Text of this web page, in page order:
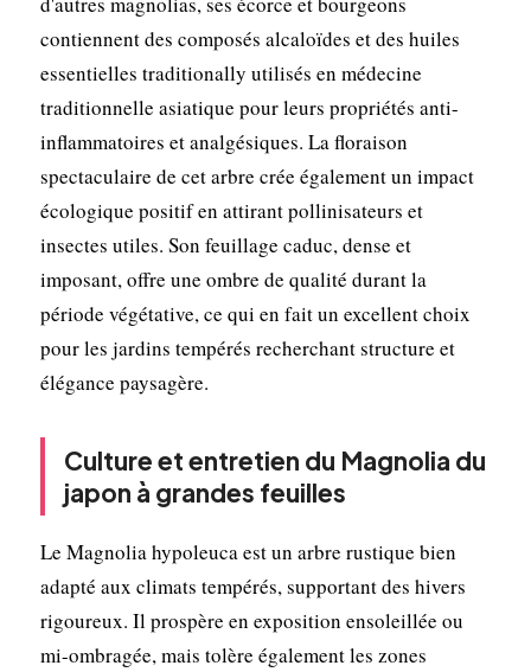
contiennent des composés alcaloïdes et des huiles
essentielles traditionally utilisés en médecine
traditionnelle asiatique pour leurs propriétés anti-
inflammatoires et analgésiques. La floraison
spectaculaire de cet arbre crée également un impact
écologique positif en attirant pollinisateurs et
insectes utiles. Son feuillage caduc, dense et
imposant, offre une ombre de qualité durant la
période végétative, ce qui en fait un excellent choix
pour les jardins tempérés recherchant structure et
élégance paysagère.
Culture et entretien du Magnolia du
japon à grandes feuilles
Le Magnolia hypoleuca est un arbre rustique bien
adapté aux climats tempérés, supportant des hivers
rigoureux. Il prospère en exposition ensoleillée ou
mi-ombragée, mais tolère également les zones